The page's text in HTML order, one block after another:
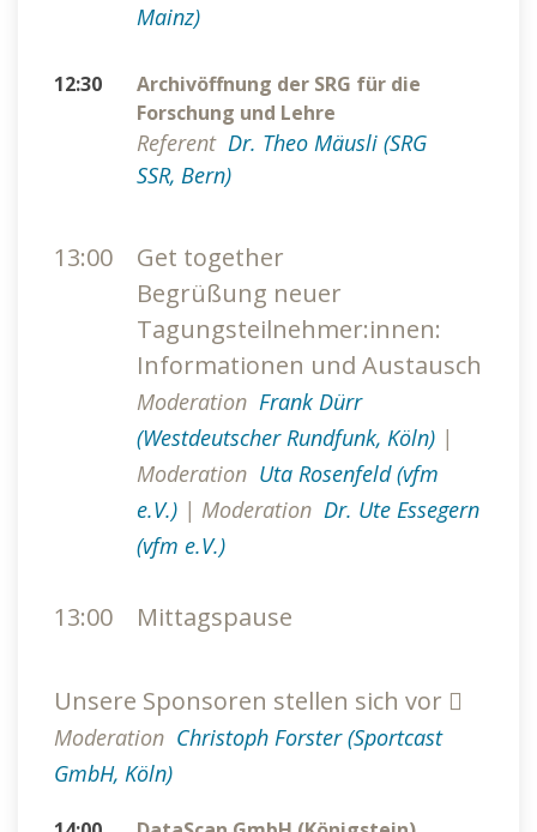
Mainz)
12:30
Archivöffnung der SRG für die
Forschung und Lehre
Referent Dr. Theo Mäusli (SRG
SSR, Bern)
13:00
Get together
Begrüßung neuer
Tagungsteilnehmer:innen:
Informationen und Austausch
Moderation Frank Dürr
(Westdeutscher Rundfunk, Köln) |
Moderation Uta Rosenfeld (vfm
e.V.) | Moderation Dr. Ute Essegern
(vfm e.V.)
13:00 Mittagspause
Unsere Sponsoren stellen sich vor
Moderation Christoph Forster (Sportcast
GmbH, Köln)